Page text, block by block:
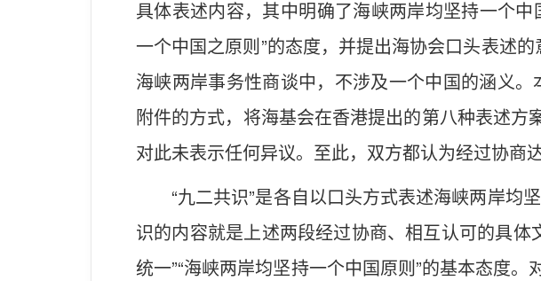
具体表述内容，其中明确了海峡两岸均坚持一个
一个中国之原则”的态度，并提出海协会口头表述
海峡两岸事务性商谈中，不涉及一个中国的涵义
附件的方式，将海基会在香港提出的第八种表述
对此未表示任何异议。至此，双方都认为经过协商
“九二共识”是各自以口头方式表述海峡两岸均
识的内容就是上述两段经过协商、相互认可的具
统一”“海峡两岸均坚持一个中国原则”的基本态度